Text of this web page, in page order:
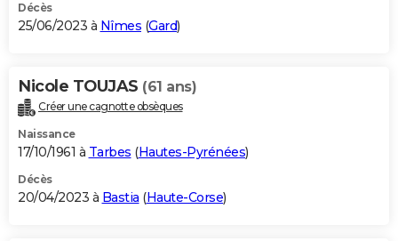
Décès
25/06/2023 à Nîmes (Gard)
Nicole TOUJAS (61 ans)
Créer une cagnotte obsèques
Naissance
17/10/1961 à Tarbes (Hautes-Pyrénées)
Décès
20/04/2023 à Bastia (Haute-Corse)